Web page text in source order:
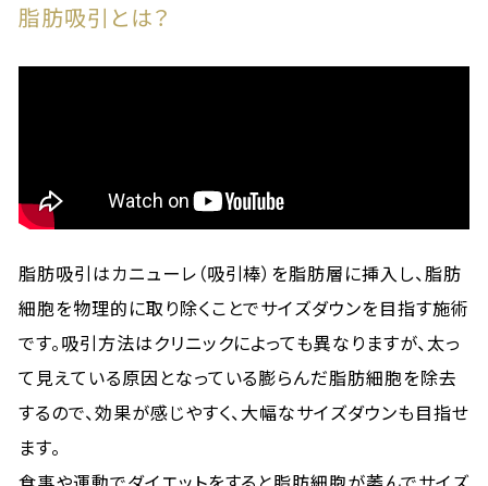
脂肪吸引とは？
脂肪吸引はカニューレ（吸引棒）を脂肪層に挿入し、脂肪
細胞を物理的に取り除くことでサイズダウンを目指す施術
です。吸引方法はクリニックによっても異なりますが、太っ
て見えている原因となっている膨らんだ脂肪細胞を除去
するので、効果が感じやすく、大幅なサイズダウンも目指せ
ます。